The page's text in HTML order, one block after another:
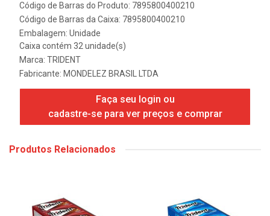
Código de Barras do Produto: 7895800400210
Código de Barras da Caixa: 7895800400210
Embalagem: Unidade
Caixa contém 32 unidade(s)
Marca: TRIDENT
Fabricante: MONDELEZ BRASIL LTDA
Faça seu login ou
cadastre-se para ver preços e comprar
Produtos Relacionados